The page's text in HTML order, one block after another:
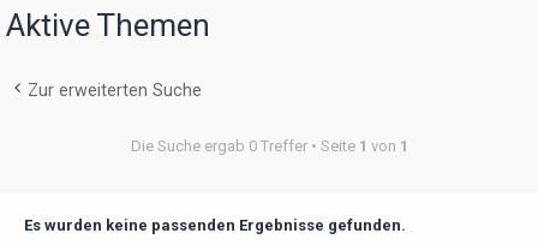
Aktive Themen
Zur erweiterten Suche
Die Suche ergab 0 Treffer • Seite 1 von 1
Es wurden keine passenden Ergebnisse gefunden.